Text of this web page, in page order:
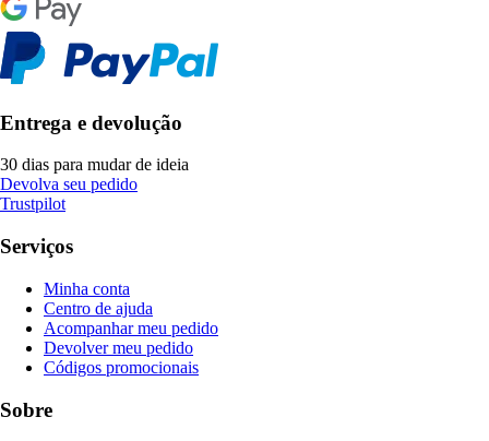
Entrega e devolução
30 dias para mudar de ideia
Devolva seu pedido
Trustpilot
Serviços
Minha conta
Centro de ajuda
Acompanhar meu pedido
Devolver meu pedido
Códigos promocionais
Sobre